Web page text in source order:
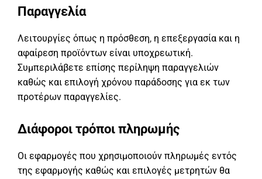
Παραγγελία
Λειτουργίες όπως η πρόσθεση, η επεξεργασία και η
αφαίρεση προϊόντων είναι υποχρεωτική.
Συμπεριλάβετε επίσης περίληψη παραγγελιών
καθώς και επιλογή χρόνου παράδοσης για εκ των
προτέρων παραγγελίες.
Διάφοροι τρόποι πληρωμής
Οι εφαρμογές που χρησιμοποιούν πληρωμές εντός
της εφαρμογής καθώς και επιλογές μετρητών θα